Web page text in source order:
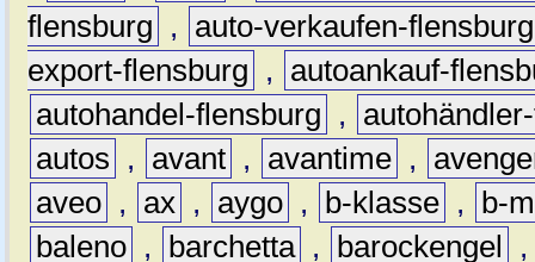
flensburg
,
auto-verkaufen-flensburg
export-flensburg
,
autoankauf-
autohandel-flensburg
,
autos
, avant , avantime ,
aveo , ax , aygo , b-klasse ,
b-
baleno , barchetta , barockengel